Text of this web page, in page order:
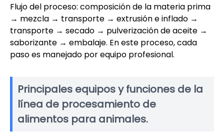
Flujo del proceso: composición de la materia prima
→ mezcla → transporte → extrusión e inflado →
transporte → secado → pulverización de aceite →
saborizante → embalaje. En este proceso, cada
paso es manejado por equipo profesional.
Principales equipos y funciones de la
línea de procesamiento de
alimentos para animales.